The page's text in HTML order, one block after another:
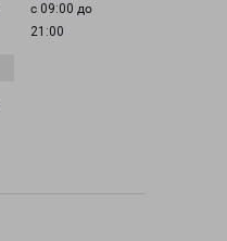
с 09:00 до
21:00